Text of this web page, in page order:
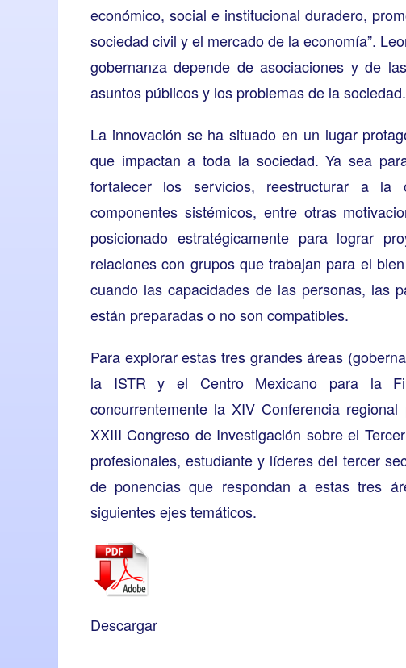
económico, social e institucional duradero,
sociedad civil y el mercado de la economía”.
gobernanza depende de asociaciones y de
asuntos públicos y los problemas de la sociedad.
La innovación se ha situado en un lugar
que impactan a toda la sociedad. Ya sea
fortalecer los servicios, reestructurar a la
componentes sistémicos, entre otras
posicionado estratégicamente para lograr
relaciones con grupos que trabajan para el
cuando las capacidades de las personas, las
están preparadas o no son compatibles.
Para explorar estas tres grandes áreas
la ISTR y el Centro Mexicano para la
concurrentemente la XIV Conferencia
XXIII Congreso de Investigación sobre el
profesionales, estudiante y líderes del tercer
de ponencias que respondan a estas tres
siguientes ejes temáticos.
Descargar